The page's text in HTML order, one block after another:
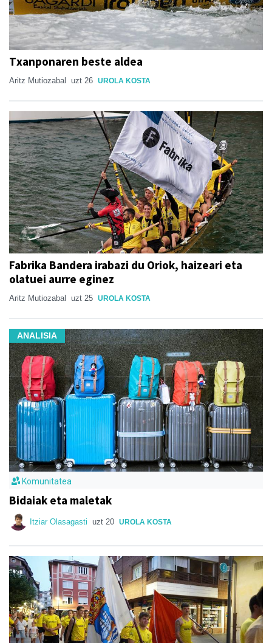
Txanponaren beste aldea
Aritz Mutiozabal uzt 26 UROLA KOSTA
Fabrika Bandera irabazi du Oriok, haizeari eta
olatuei aurre eginez
Aritz Mutiozabal uzt 25 UROLA KOSTA
ANALISIA
Komunitatea
Bidaiak eta maletak
Itziar Olasagasti uzt 20 UROLA KOSTA